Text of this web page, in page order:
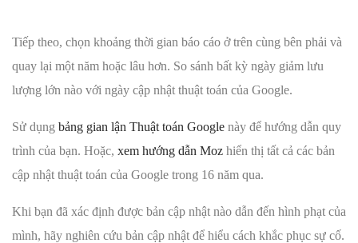
Tiếp theo, chọn khoảng thời gian báo cáo ở trên cùng bên phải và
quay lại một năm hoặc lâu hơn. So sánh bất kỳ ngày giảm lưu
lượng lớn nào với ngày cập nhật thuật toán của Google.
Sử dụng bảng gian lận Thuật toán Google này để hướng dẫn quy
trình của bạn. Hoặc, xem hướng dẫn Moz hiển thị tất cả các bản
cập nhật thuật toán của Google trong 16 năm qua.
Khi bạn đã xác định được bản cập nhật nào dẫn đến hình phạt của
mình, hãy nghiên cứu bản cập nhật để hiểu cách khắc phục sự cố.